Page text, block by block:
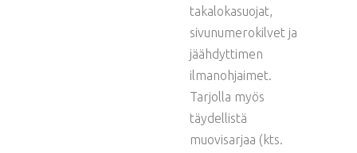
takalokasuojat,
sivunumerokilvet ja
jäähdyttimen
ilmanohjaimet.
Tarjolla myös
täydellistä
muovisarjaa (kts.